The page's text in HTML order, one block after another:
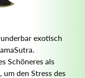
exotisch
Schöneres als
um den Stress des